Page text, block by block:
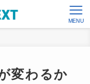
MENU
変わるか